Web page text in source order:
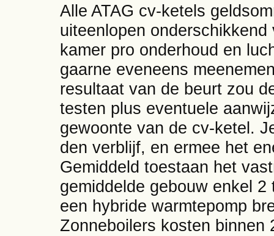
Alle ATAG cv-ketels
uiteenlopen
kamer pro onderhoud en
gaarne eveneens
resultaat van de beurt zou
testen plus eventuele
gewoonte van de cv-ketel.
den verblijf, en ermee het
Gemiddeld toestaan het
gemiddelde gebouw enkel
een hybride warmtepomp
Zonneboilers kosten binnen